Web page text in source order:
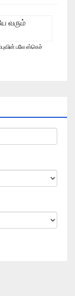
பலே ஸ்கெச்